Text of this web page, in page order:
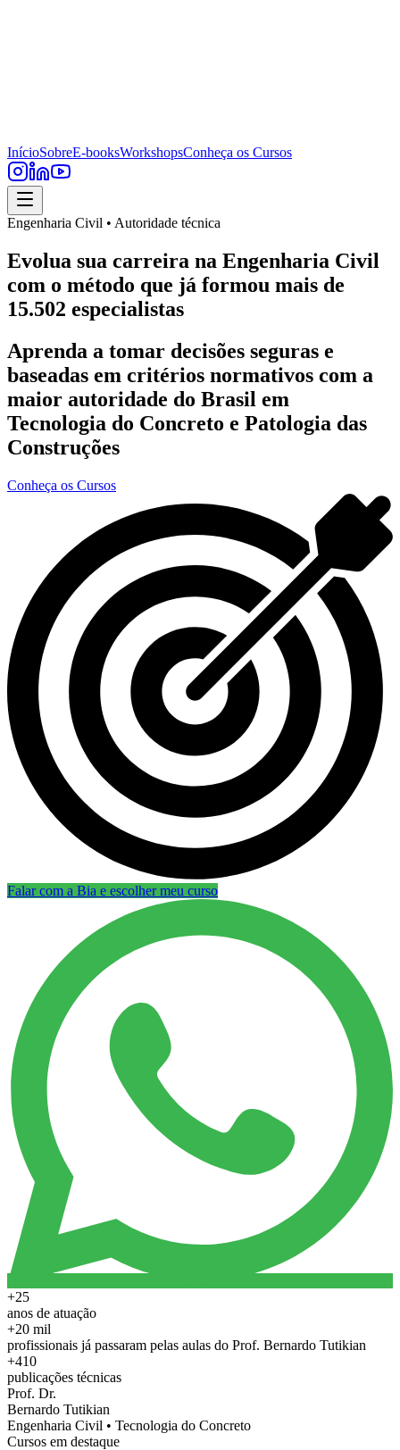
InícioSobreE-booksWorkshopsConheça os Cursos
Engenharia Civil • Autoridade técnica
Evolua sua carreira na Engenharia Civil
com o método que já formou mais de
15.502 especialistas
Aprenda a tomar decisões seguras e
baseadas em critérios normativos com a
maior autoridade do Brasil em
Tecnologia do Concreto e Patologia das
Construções
Conheça os Cursos
Falar com a Bia e escolher meu curso
+25
anos de atuação
+20 mil
profissionais já passaram pelas aulas do Prof. Bernardo Tutikian
+410
publicações técnicas
Prof. Dr.
Bernardo Tutikian
Engenharia Civil • Tecnologia do Concreto
Cursos em destaque